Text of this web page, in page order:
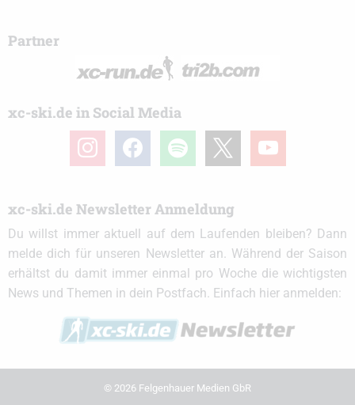
Partner
xc-ski.de in Social Media
instagramfacebook spotify youtube
xc-ski.de Newsletter Anmeldung
Du willst immer aktuell auf dem Laufenden bleiben? Dann
melde dich für unseren Newsletter an. Während der Saison
erhältst du damit immer einmal pro Woche die wichtigsten
News und Themen in dein Postfach. Einfach hier anmelden:
© 2026 Felgenhauer Medien GbR